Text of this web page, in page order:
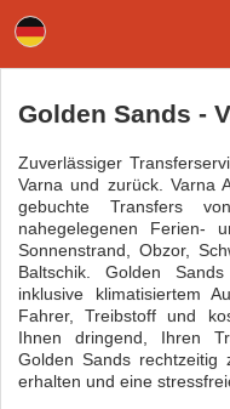
Golden Sands -
Zuverlässiger
Varna und zurück. Varna
gebuchte Transfers
nahegelegenen Ferien-
Sonnenstrand, Obzor,
Baltschik. Golden
inklusive klimatisiertem
Fahrer, Treibstoff und
Ihnen dringend, Ihren
Golden Sands
erhalten und eine